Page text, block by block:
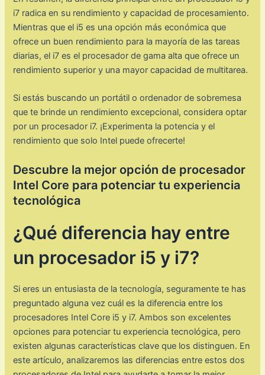
i7 radica en su rendimiento y capacidad de procesamiento.
Mientras que el i5 es una opción más económica que
ofrece un buen rendimiento para la mayoría de las tareas
diarias, el i7 es el procesador de gama alta que ofrece un
rendimiento superior y una mayor capacidad de multitarea.
Si estás buscando un portátil o ordenador de sobremesa
que te brinde un rendimiento excepcional, considera optar
por un procesador i7. ¡Experimenta la potencia y el
rendimiento que solo Intel puede ofrecerte!
Descubre la mejor opción de procesador
Intel Core para potenciar tu experiencia
tecnológica
¿Qué diferencia hay entre
un procesador i5 y i7?
Si eres un entusiasta de la tecnología, seguramente te has
preguntado alguna vez cuál es la diferencia entre los
procesadores Intel Core i5 y i7. Ambos son excelentes
opciones para potenciar tu experiencia tecnológica, pero
existen algunas características clave que los distinguen. En
este artículo, analizaremos las diferencias entre estos dos